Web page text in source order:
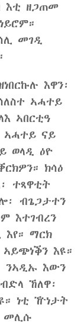
እቲ ዘጋጠመ
መገዲ
እዋን፡
ኣሓተይ
ኣበርቲዓ
ኣሓተይ ናይ
ወላዲ ዕዮ
ክሳዕ
ተጻዋቲት
ብጌጋታተን
እተገብረን
እየ። ማርክ
እዩ።
ንኣዲኡ እውን
ኸለዋ፡
ነቲ ዅነታት
መሊሱ